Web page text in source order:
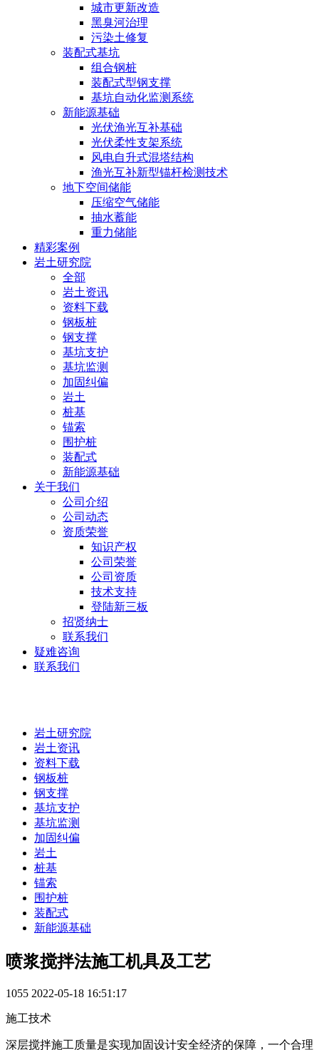
城市更新改造
黑臭河治理
污染土修复
装配式基坑
组合钢桩
装配式型钢支撑
基坑自动化监测系统
新能源基础
光伏渔光互补基础
光伏柔性支架系统
风电自升式混塔结构
渔光互补新型锚杆检测技术
地下空间储能
压缩空气储能
抽水蓄能
重力储能
精彩案例
岩土研究院
全部
岩土资讯
资料下载
钢板桩
钢支撑
基坑支护
基坑监测
加固纠偏
岩土
桩基
锚索
围护桩
装配式
新能源基础
关于我们
公司介绍
公司动态
资质荣誉
知识产权
公司荣誉
公司资质
技术支持
登陆新三板
招贤纳士
联系我们
疑难咨询
联系我们
岩土研究院
岩土资讯
资料下载
钢板桩
钢支撑
基坑支护
基坑监测
加固纠偏
岩土
桩基
锚索
围护桩
装配式
新能源基础
喷浆搅拌法施工机具及工艺
1055 2022-05-18 16:51:17
施工技术
深层搅拌施工质量是实现加固设计安全经济的保障，一个合理